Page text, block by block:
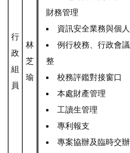
行
政
組
員
林
芝
瑜
財務管理
資訊安全業務與個
例行校務、行政會
整
校務評鑑對接窗口
本處財產管理
工讀生管理
專利報支
專案協辦及臨時交